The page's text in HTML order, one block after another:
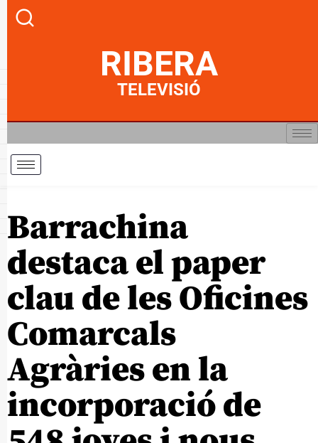
RIBERA
TELEVISIÓ
Barrachina
destaca el paper
clau de les Oficines
Comarcals
Agràries en la
incorporació de